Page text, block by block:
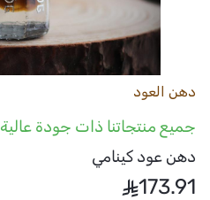
دهن العود
جميع منتجاتنا ذات جودة عالية 100%
دهن عود كينامي
173.91